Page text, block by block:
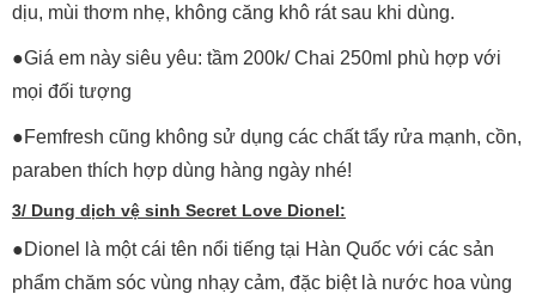
dịu, mùi thơm nhẹ, không căng khô rát sau khi dùng.
●Giá em này siêu yêu: tầm 200k/ Chai 250ml phù hợp với
mọi đối tượng
●Femfresh cũng không sử dụng các chất tẩy rửa mạnh, cồn,
paraben thích hợp dùng hàng ngày nhé!
3/ Dung dịch vệ sinh Secret Love Dionel:
●Dionel là một cái tên nổi tiếng tại Hàn Quốc với các sản
phẩm chăm sóc vùng nhạy cảm, đặc biệt là nước hoa vùng